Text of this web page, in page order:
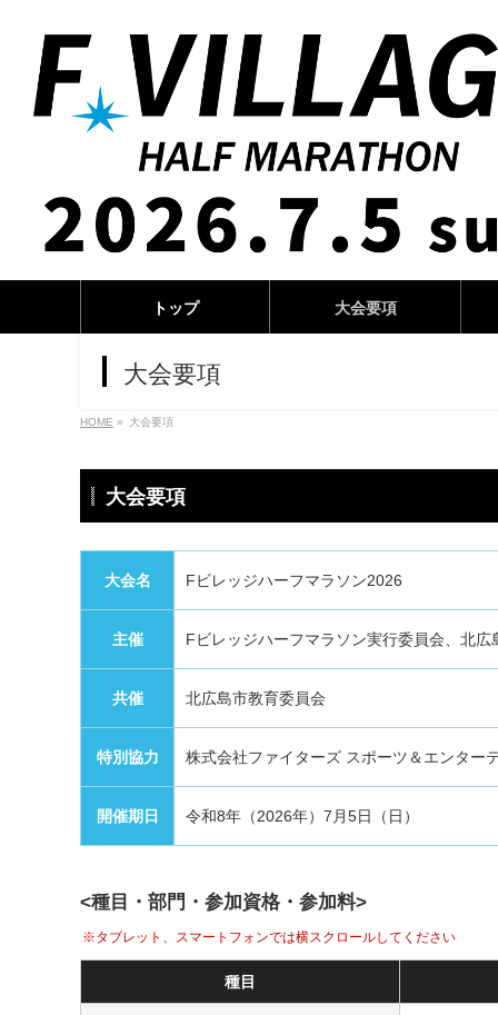
トップ 大会要項
大会要項
HOME » 大会要項
大会要項
大会名 Fビレッジハーフマラソン2026
主催 Fビレッジハーフマラソン実行委員会、北広
共催 北広島市教育委員会
特別協力 株式会社ファイターズ スポーツ＆エンター
開催期日 令和8年（2026年）7月5日（日）
<種目・部門・参加資格・参加料>
※タブレット、スマートフォンでは横スクロールしてください
種目